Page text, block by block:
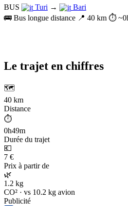
BUS
Turi →
Bari
🚌 Bus longue distance 📍 40 km ⏱️
Le trajet en chiffres
🗺️
40 km
Distance
⏱️
0h49m
Durée du trajet
💶
7 €
Prix à partir de
🌿
1.2 kg
CO² · vs 10.2 kg avion
Publicité